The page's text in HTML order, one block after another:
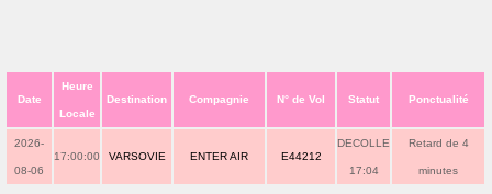
Date
Heure
Locale
Destination Compagnie N° de Vol Statut Ponctualité
2026-
08-06
17:00:00 VARSOVIE ENTER AIR E44212
DECOLLE
17:04
Retard de 4
minutes